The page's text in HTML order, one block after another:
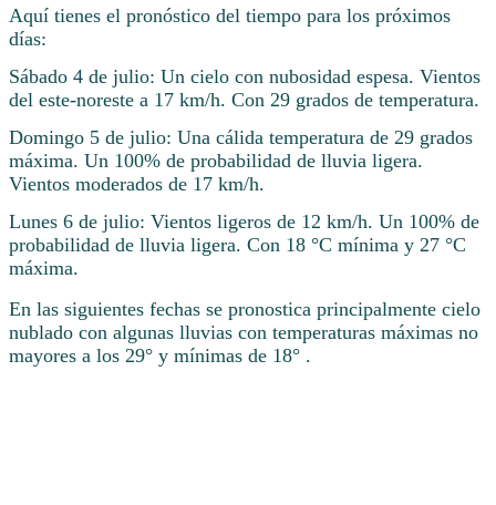
Aquí tienes el pronóstico del tiempo para los próximos
días:
Sábado 4 de julio: Un cielo con nubosidad espesa. Vientos
del este-noreste a 17 km/h. Con 29 grados de temperatura.
Domingo 5 de julio: Una cálida temperatura de 29 grados
máxima. Un 100% de probabilidad de lluvia ligera.
Vientos moderados de 17 km/h.
Lunes 6 de julio: Vientos ligeros de 12 km/h. Un 100% de
probabilidad de lluvia ligera. Con 18 °C mínima y 27 °C
máxima.
En las siguientes fechas se pronostica principalmente cielo
nublado con algunas lluvias con temperaturas máximas no
mayores a los 29° y mínimas de 18° .